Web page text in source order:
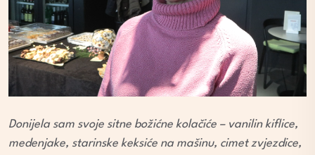
Donijela sam svoje sitne božićne kolačiće – vanilin kiflice,
medenjake, starinske keksiće na mašinu, cimet zvjezdice,